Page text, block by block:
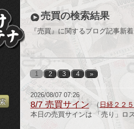
み
ん
な
の
お
金
儲
売買の検索結果
『売買』に関するブログ記事新
1 2 3 4 »
2026/08/07 07:26
8/7 売買サイン （ 日経２２
本日の売買サインは 「売り」ロ